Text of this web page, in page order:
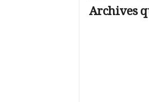
Archives